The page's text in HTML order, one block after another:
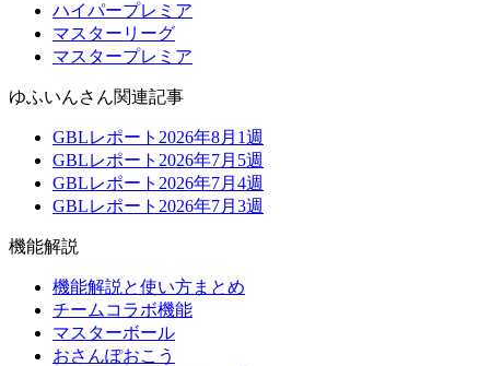
ハイパープレミア
マスターリーグ
マスタープレミア
ゆふいんさん関連記事
GBLレポート2026年8月1週
GBLレポート2026年7月5週
GBLレポート2026年7月4週
GBLレポート2026年7月3週
機能解説
機能解説と使い方まとめ
チームコラボ機能
マスターボール
おさんぽおこう